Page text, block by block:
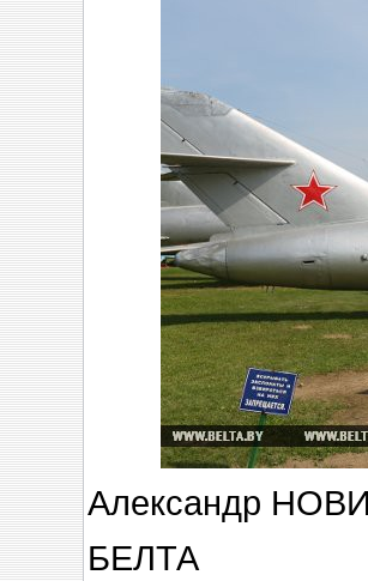
Александр
БЕЛТА